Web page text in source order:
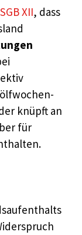
XII, dass
knüpft an
für